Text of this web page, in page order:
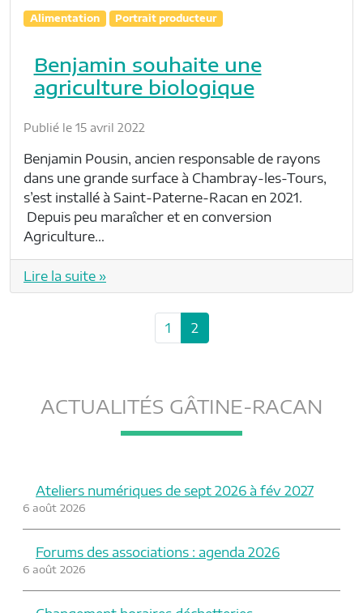
Alimentation Portrait producteur
Benjamin souhaite une
agriculture biologique
Publié le 15 avril 2022
Benjamin Pousin, ancien responsable de rayons
dans une grande surface à Chambray-les-Tours,
s’est installé à Saint-Paterne-Racan en 2021.
Depuis peu maraîcher et en conversion
Agriculture…
Lire la suite »
P
a
1
C
u
e
g
2
ACTUALITÉS GÂTINE-RACAN
Ateliers numériques de sept 2026 à fév 2027
6 août 2026
Forums des associations : agenda 2026
6 août 2026